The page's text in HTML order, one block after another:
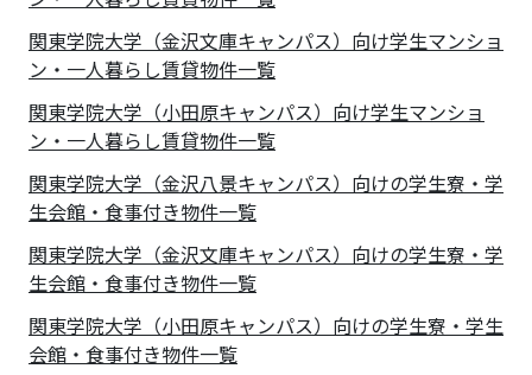
関東学院大学（金沢文庫キャンパス）向け学生マンショ
ン・一人暮らし賃貸物件一覧
関東学院大学（小田原キャンパス）向け学生マンショ
ン・一人暮らし賃貸物件一覧
関東学院大学（金沢八景キャンパス）向けの学生寮・学
生会館・食事付き物件一覧
関東学院大学（金沢文庫キャンパス）向けの学生寮・学
生会館・食事付き物件一覧
関東学院大学（小田原キャンパス）向けの学生寮・学生
会館・食事付き物件一覧